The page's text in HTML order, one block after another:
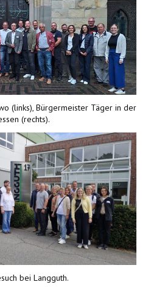
(links), Bürgermeister Täger in der
(rechts).
bei Langguth.